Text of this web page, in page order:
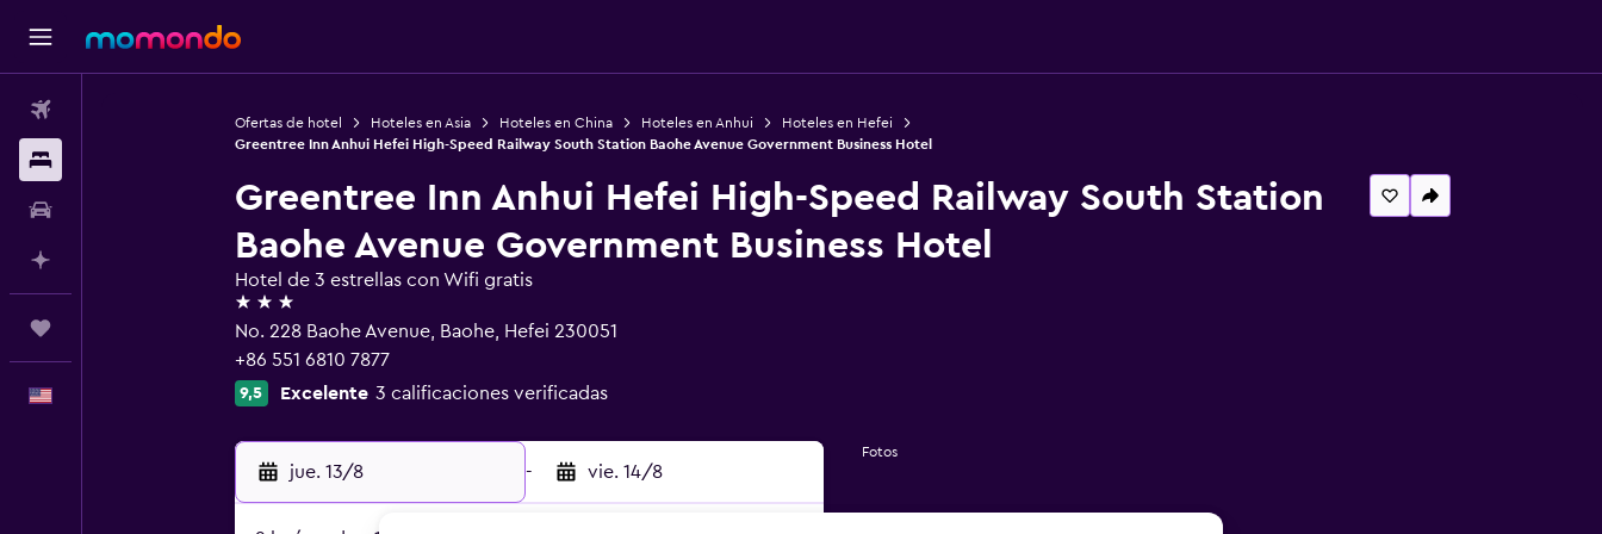
Ofertas de hotel Hoteles en Asia Hoteles en China Hoteles en Anhui
Hoteles en Hefei
Greentree Inn Anhui Hefei High-Speed Railway South Station Baohe Avenue Government Business Hotel
Greentree Inn Anhui Hefei High-Speed Railway South Station
Baohe Avenue Government Business Hotel
Hotel de 3 estrellas con Wifi gratis
3 estrellas
No. 228 Baohe Avenue, Baohe, Hefei 230051
+86 551 6810 7877
9,5 Excelente 3 calificaciones verificadas
jue. 13/8 - vie. 14/8
Fotos